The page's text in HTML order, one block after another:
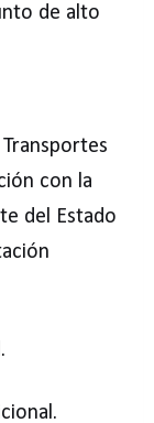
de alto
con la
del Estado